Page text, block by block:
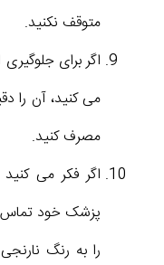
متوقف نکنید.
اگر برای
می کنید، آن را
مصرف کنید.
اگر فکر می
پزشک خود تماس
را به رنگ